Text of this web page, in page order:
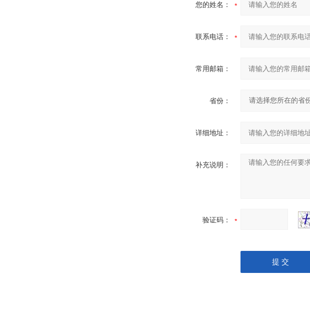
您的姓名：
联系电话：
常用邮箱：
省份：
详细地址：
补充说明：
验证码：